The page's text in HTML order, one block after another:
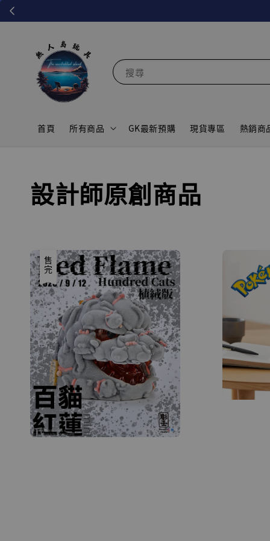
搜尋
首頁 所有商品 GK最新預購 現貨專區 熱銷商
設計師原創商品
售完